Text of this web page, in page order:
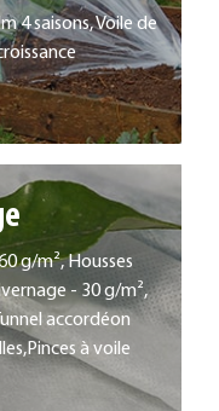
4 saisons, Voile de
g/m², Housses
- 30 g/m²,
accordéon
à voile